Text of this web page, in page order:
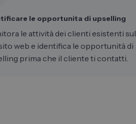
le opportunita di upselling
le attività dei clienti esistenti sul
web e identifica le opportunità di
prima che il cliente ti contatti.